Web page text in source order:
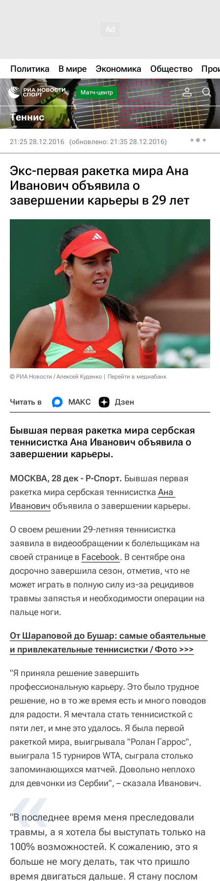
Политика В мире Экономика Общество
Матч-центр
Теннис
21:25 28.12.2016 (обновлено: 21:35 28.12.2016)
Экс-первая ракетка мира Ана
Иванович объявила о
завершении карьеры в 29 лет
© РИА Новости / Алексей Куденко Перейти в медиабанк
Читать в МАКС Дзен
Бывшая первая ракетка мира сербская
теннисистка Ана Иванович объявила о
завершении карьеры.
МОСКВА, 28 дек - Р-Спорт. Бывшая первая
ракетка мира сербская теннисистка Ана
Иванович объявила о завершении карьеры.
О своем решении 29-летняя теннисистка
заявила в видеообращении к болельщикам на
своей странице в Facebook. В сентябре она
досрочно завершила сезон, отметив, что не
может играть в полную силу из-за рецидивов
травмы запястья и необходимости операции на
пальце ноги.
От Шараповой до Бушар: самые обаятельные
и привлекательные теннисистки / Фото >>>
"Я приняла решение завершить
профессиональную карьеру. Это было трудное
решение, но в то же время есть и много поводов
для радости. Я мечтала стать теннисисткой с
пяти лет, и мне это удалось. Я была первой
ракеткой мира, выигрывала "Ролан Гаррос",
выиграла 15 турниров WTA, сыграла столько
запоминающихся матчей. Довольно неплохо
для девчонки из Сербии", – сказала Иванович.
"В последнее время меня преследовали
травмы, а я хотела бы выступать только на
100% возможностей. К сожалению, это я
больше не могу делать, так что пришло
время двигаться дальше. Я стану послом